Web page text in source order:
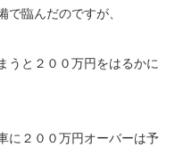
臨んだのですが、
うと２００万円をはるかに
に２００万円オーバーは予